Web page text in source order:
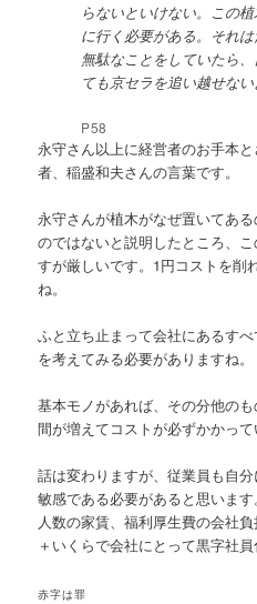
らないといけない。この
に行く必要がある。それ
無駄なことをしていたら
ても京セラを追い越せない
P58
永守さん以上に経営者のお手本
者、稲盛和夫さんの言葉です。
永守さんが植木がなぜ置いてあ
のではないと説明したところ、
すが厳しいです。1円コストを削
ね。
ふと立ち止まって会社にあるす
を考えてみる必要がありますね。
基本モノがあれば、その分他の
間が増えてコストが必ずかかって
話は変わりますが、従業員も自
敏感である必要があると思いま
人数の家賃、福利厚生費の会社
＋いくらで会社にとって黒字社員
赤字は罪